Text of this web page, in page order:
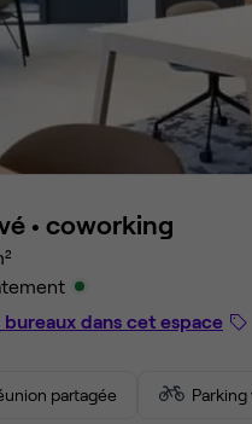
• coworking
dans cet espace
partagée Parking